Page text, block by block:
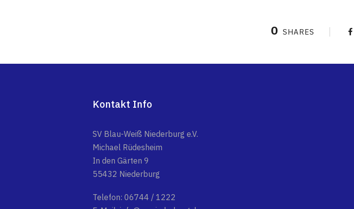
0 SHARES
Kontakt Info
SV Blau-Weiß Niederburg e.V.
Michael Rüdesheim
In den Gärten 9
55432 Niederburg
Telefon: 06744 / 1222